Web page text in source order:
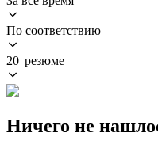
По соответствию
20 резюме
Ничего не